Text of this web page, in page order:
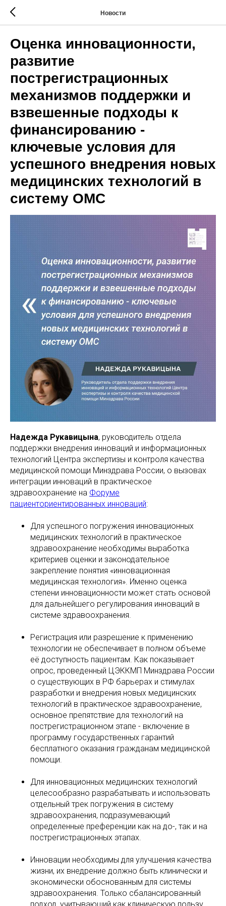
Новости
Оценка инновационности,
развитие
пострегистрационных
механизмов поддержки и
взвешенные подходы к
финансированию -
ключевые условия для
успешного внедрения новых
медицинских технологий в
систему ОМС
Надежда Рукавицына, руководитель отдела
поддержки внедрения инноваций и информационных
технологий Центра экспертизы и контроля качества
медицинской помощи Минздрава России, о вызовах
интеграции инноваций в практическое
здравоохранение на Форуме
пациенториентированных инноваций:
Для успешного погружения инновационных
медицинских технологий в практическое
здравоохранение необходимы выработка
критериев оценки и законодательное
закрепление понятия «инновационная
медицинская технология». Именно оценка
степени инновационности может стать основой
для дальнейшего регулирования инноваций в
системе здравоохранения.
Регистрация или разрешение к применению
технологии не обеспечивает в полном объеме
её доступность пациентам. Как показывает
опрос, проведенный ЦЭККМП Минздрава России
о существующих в РФ барьерах и стимулах
разработки и внедрения новых медицинских
технологий в практическое здравоохранение,
основное препятствие для технологий на
пострегистрационном этапе - включение в
программу государственных гарантий
бесплатного оказания гражданам медицинской
помощи.
Для инновационных медицинских технологий
целесообразно разрабатывать и использовать
отдельный трек погружения в систему
здравоохранения, подразумевающий
определенные преференции как на до-, так и на
пострегистрационных этапах.
Инновации необходимы для улучшения качества
жизни, их внедрение должно быть клинически и
экономически обоснованным для системы
здравоохранения. Только сбалансированный